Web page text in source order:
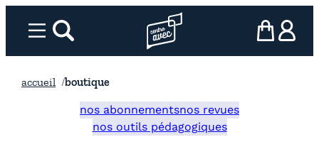
Menurechercher Page d’accueil l’association
mon panier
ma
accueil boutique
nos abonnementsnos revues
nos outils pédagogiques